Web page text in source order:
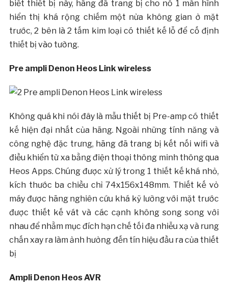
biết thiết bị này, hãng đã trang bị cho nó 1 màn hình
hiển thị khá rộng chiếm một nửa không gian ở mặt
trước, 2 bên là 2 tấm kim loại có thiết kế lỗ để cố định
thiết bị vào tường.
Pre ampli Denon Heos Link wireless
Không quá khi nói đây là mẫu thiết bị Pre-amp có thiết
kế hiện đại nhất của hãng. Ngoài những tính năng và
công nghệ đặc trưng, hãng đã trang bị kết nối wifi và
điều khiển từ xa bằng điện thoại thông minh thông qua
Heos Apps. Chúng được xử lý trong 1 thiết kế khá nhỏ,
kích thước ba chiều chỉ 74x156x148mm. Thiết kế vỏ
máy được hãng nghiên cứu khá kỹ lưỡng với mặt trước
được thiết kế vát và các cạnh không song song với
nhau để nhằm mục đích hạn chế tối đa nhiễu xạ và rung
chấn xay ra làm ảnh hưởng đến tín hiệu đầu ra của thiết
bị
Ampli Denon Heos AVR